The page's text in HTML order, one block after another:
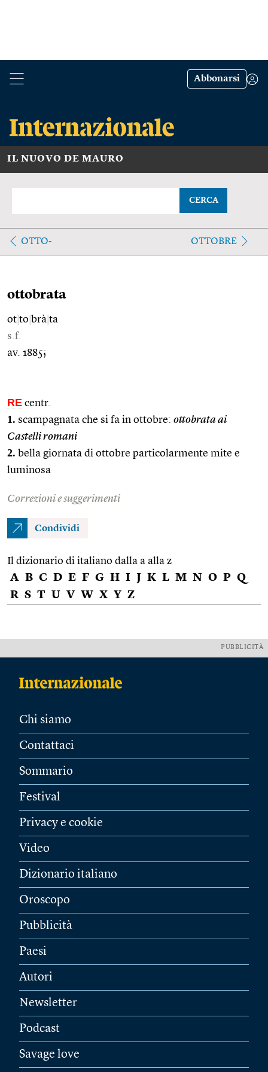
Abbonarsi
IL NUOVO DE MAURO
CERCA
OTTO- OTTOBRE
ottobrata
ot to brà ta
s.f.
av. 1885;
RE centr.
1. scampagnata che si fa in ottobre: ottobrata ai
Castelli romani
2. bella giornata di ottobre particolarmente mite e
luminosa
Correzioni e suggerimenti
Condividi
Il dizionario di italiano dalla a alla z
A B C D E F G H I J K L M N O P Q
R S T U V W X Y Z
PUBBLICITÀ
Chi siamo
Contattaci
Sommario
Festival
Privacy e cookie
Video
Dizionario italiano
Oroscopo
Pubblicità
Paesi
Autori
Newsletter
Podcast
Savage love